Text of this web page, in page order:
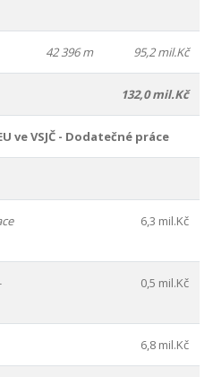
42 396 m 95,2 mil.Kč
132,0 mil.Kč
ve VSJČ - Dodatečné práce
6,3 mil.Kč
0,5 mil.Kč
6,8 mil.Kč